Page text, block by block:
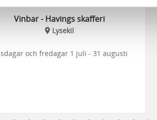
Vinbar - Havings skafferi
Lysekil
och fredagar 1 juli - 31 augusti